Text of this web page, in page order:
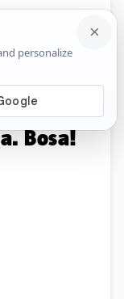
Komentari
jer
Bosa!